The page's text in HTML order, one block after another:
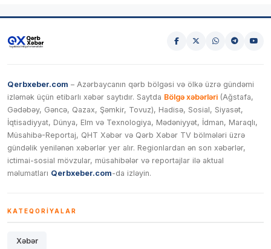
Qerbxeber.com – Azərbaycanın qərb bölgəsi və ölkə üzrə gündəmi
izləmək üçün etibarlı xəbər saytıdır. Saytda Bölgə xəbərləri (Ağstafa,
Gədəbəy, Gəncə, Qazax, Şəmkir, Tovuz), Hadisə, Sosial, Siyasət,
İqtisadiyyat, Dünya, Elm və Texnologiya, Mədəniyyət, İdman, Maraqlı,
Müsahibə-Reportaj, QHT Xəbər və Qərb Xəbər TV bölmələri üzrə
gündəlik yenilənən xəbərlər yer alır. Regionlardan ən son xəbərlər,
ictimai-sosial mövzular, müsahibələr və reportajlar ilə aktual
məlumatları Qerbxeber.com-da izləyin.
KATEQORIYALAR
Xəbər